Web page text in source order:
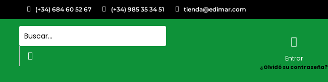
(+34) 684 60 52 67 (+34) 985 35 34 51 tienda@edimar.com
Entrar
¿Olvidó su contraseña?